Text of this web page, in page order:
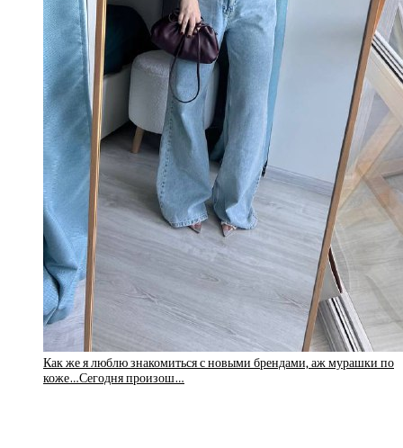
Как же я люблю знакомиться с новыми брендами, аж мурашки по
коже…Сегодня произош…